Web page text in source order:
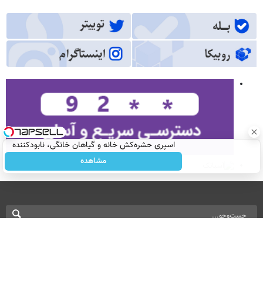
اسپری حشره‌کش خانه و گیاهان خانگی، نابودکننده
انواع حشرات خانگی و آفات
مشاهده